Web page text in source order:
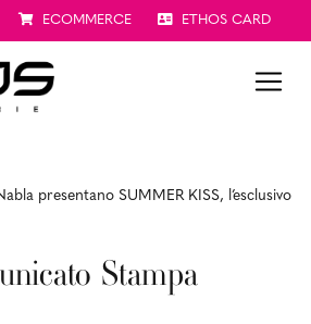
ECOMMERCE ETHOS CARD
presentano SUMMER KISS, l’esclusivo
Stampa